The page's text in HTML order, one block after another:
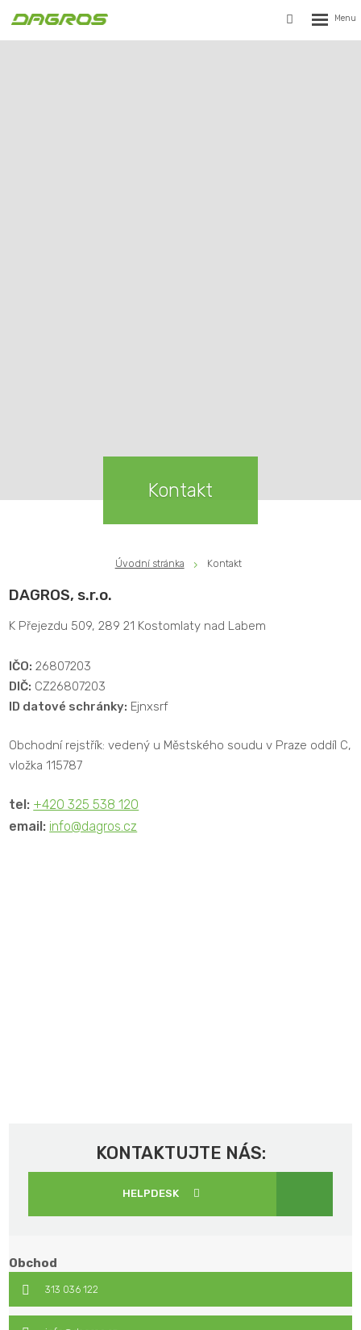
Vyhledávání
Kontakt
Úvodní stránka Kontakt
DAGROS, s.r.o.
K Přejezdu 509, 289 21 Kostomlaty nad Labem
IČO: 26807203
DIČ: CZ26807203
ID datové schránky: Ejnxsrf
Obchodní rejstřík: vedený u Městského soudu v Praze oddíl C,
vložka 115787
tel: +420 325 538 120
email: info@dagros.cz
KONTAKTUJTE NÁS:
HELPDESK
Obchod
313 036 122